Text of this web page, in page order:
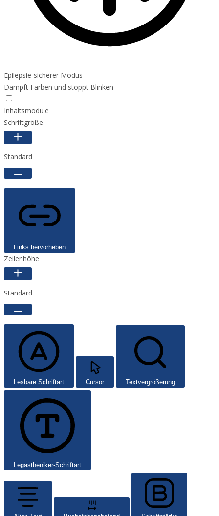
Epilepsie-sicherer Modus
Dämpft Farben und stoppt Blinken
Inhaltsmodule
Schriftgröße
Standard
Links hervorheben
Zeilenhöhe
Standard
Lesbare Schriftart Cursor Textvergrößerung
Legastheniker-Schriftart